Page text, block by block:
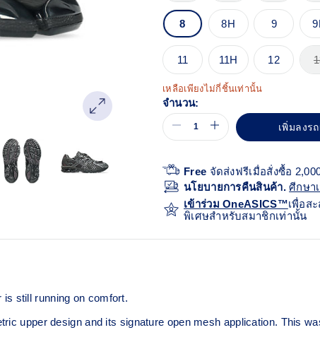
8 8H 9
11 11H 12
เหลือเพียงไม่กี่ชิ้นเท่านั้น
จำนวน:
เพิ่มลงร
Free จัดส่งฟรีเมื่อสั่งซื้อ
นโยบายการคืนสินค้า.ศีกษา
เข้าร่วม OneASICS™เพื่อส
พิเศษสำหรับสมาชิกเท่านั้น
still running on comfort.
upper design and its signature open mesh application. This